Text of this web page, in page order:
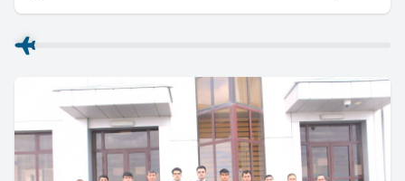
открыло свои филиалы в городах...